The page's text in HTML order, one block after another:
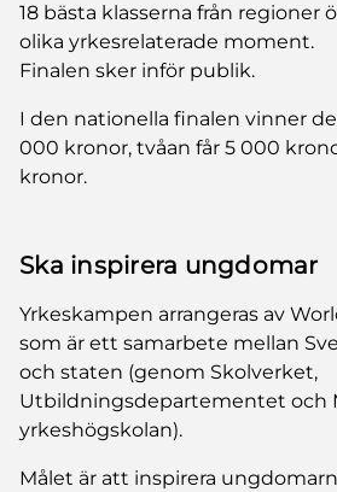
18 bästa klasserna från regioner
olika yrkesrelaterade moment.
Finalen sker inför publik.
I den nationella finalen vinner
000 kronor, tvåan får 5 000
kronor.
Ska inspirera ungdomar
Yrkeskampen arrangeras av
som är ett samarbete mellan
och staten (genom Skolverket,
Utbildningsdepartementet och
yrkeshögskolan).
Målet är att inspirera